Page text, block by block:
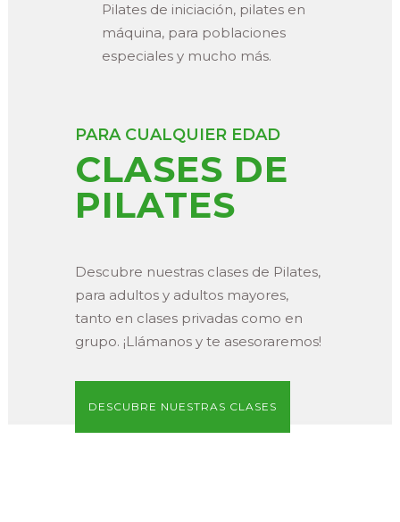
Pilates de iniciación, pilates en
máquina, para poblaciones
especiales y mucho más.
PARA CUALQUIER EDAD
CLASES DE
PILATES
Descubre nuestras clases de Pilates,
para adultos y adultos mayores,
tanto en clases privadas como en
grupo. ¡Llámanos y te asesoraremos!
DESCUBRE NUESTRAS CLASES